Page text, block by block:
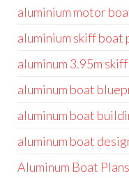
aluminium motor
aluminium skiff boat
aluminum 3.95m
aluminum boat
aluminum boat
aluminum boat
Aluminum Boat Plans